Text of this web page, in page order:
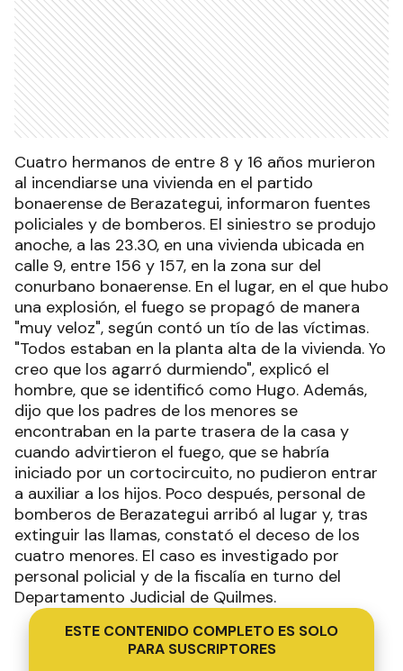
Cuatro hermanos de entre 8 y 16 años murieron
al incendiarse una vivienda en el partido
bonaerense de Berazategui, informaron fuentes
policiales y de bomberos. El siniestro se produjo
anoche, a las 23.30, en una vivienda ubicada en
calle 9, entre 156 y 157, en la zona sur del
conurbano bonaerense. En el lugar, en el que hubo
una explosión, el fuego se propagó de manera
"muy veloz", según contó un tío de las víctimas.
"Todos estaban en la planta alta de la vivienda. Yo
creo que los agarró durmiendo", explicó el
hombre, que se identificó como Hugo. Además,
dijo que los padres de los menores se
encontraban en la parte trasera de la casa y
cuando advirtieron el fuego, que se habría
iniciado por un cortocircuito, no pudieron entrar
a auxiliar a los hijos. Poco después, personal de
bomberos de Berazategui arribó al lugar y, tras
extinguir las llamas, constató el deceso de los
cuatro menores. El caso es investigado por
personal policial y de la fiscalía en turno del
Departamento Judicial de Quilmes.
ESTE CONTENIDO COMPLETO ES SOLO
PARA SUSCRIPTORES